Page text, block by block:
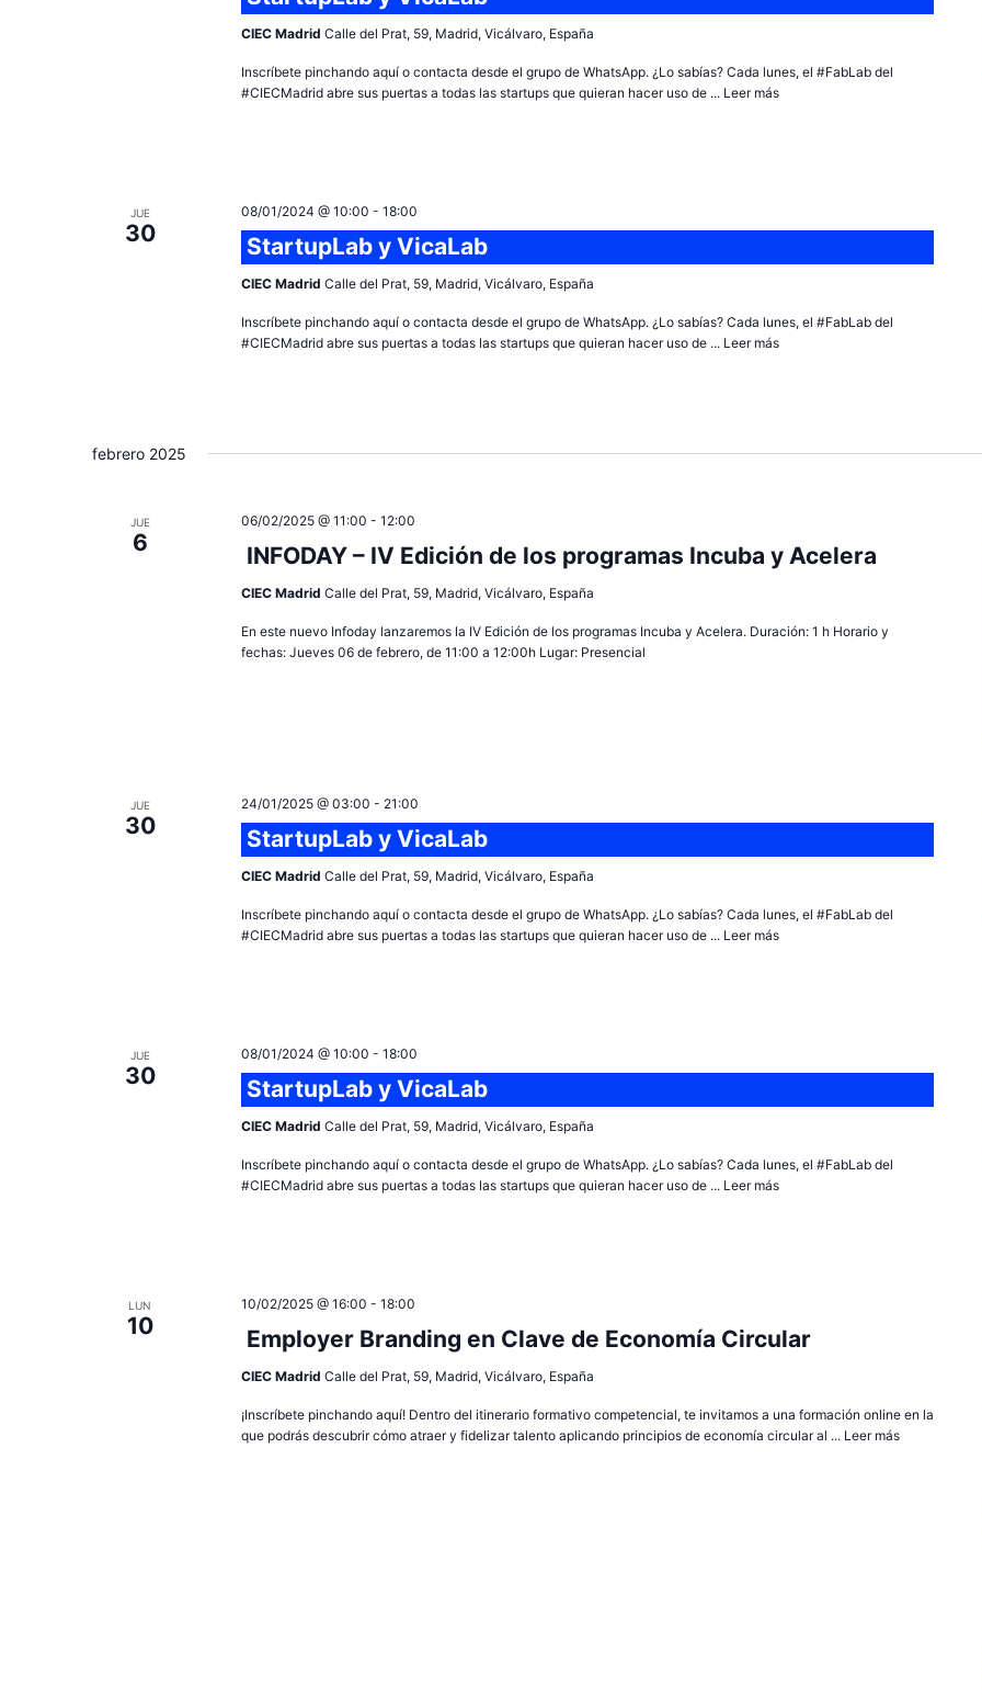
CIEC Madrid Calle del Prat, 59, Madrid, Vicálvaro, España
Inscríbete pinchando aquí o contacta desde el grupo de WhatsApp. ¿Lo sabías? Cada lunes, el #FabLab del
#CIECMadrid abre sus puertas a todas las startups que quieran hacer uso de ... Leer más
JUE
30
08/01/2024 @ 10:00 - 18:00
StartupLab y VicaLab
CIEC Madrid Calle del Prat, 59, Madrid, Vicálvaro, España
Inscríbete pinchando aquí o contacta desde el grupo de WhatsApp. ¿Lo sabías? Cada lunes, el #FabLab del
#CIECMadrid abre sus puertas a todas las startups que quieran hacer uso de ... Leer más
febrero 2025
JUE
6
06/02/2025 @ 11:00 - 12:00
INFODAY – IV Edición de los programas Incuba y Acelera
CIEC Madrid Calle del Prat, 59, Madrid, Vicálvaro, España
En este nuevo Infoday lanzaremos la IV Edición de los programas Incuba y Acelera. Duración: 1 h Horario y
fechas: Jueves 06 de febrero, de 11:00 a 12:00h Lugar: Presencial
JUE
30
24/01/2025 @ 03:00 - 21:00
StartupLab y VicaLab
CIEC Madrid Calle del Prat, 59, Madrid, Vicálvaro, España
Inscríbete pinchando aquí o contacta desde el grupo de WhatsApp. ¿Lo sabías? Cada lunes, el #FabLab del
#CIECMadrid abre sus puertas a todas las startups que quieran hacer uso de ... Leer más
JUE
30
08/01/2024 @ 10:00 - 18:00
StartupLab y VicaLab
CIEC Madrid Calle del Prat, 59, Madrid, Vicálvaro, España
Inscríbete pinchando aquí o contacta desde el grupo de WhatsApp. ¿Lo sabías? Cada lunes, el #FabLab del
#CIECMadrid abre sus puertas a todas las startups que quieran hacer uso de ... Leer más
LUN
10
10/02/2025 @ 16:00 - 18:00
Employer Branding en Clave de Economía Circular
CIEC Madrid Calle del Prat, 59, Madrid, Vicálvaro, España
¡Inscríbete pinchando aquí! Dentro del itinerario formativo competencial, te invitamos a una formación online en la
que podrás descubrir cómo atraer y fidelizar talento aplicando principios de economía circular al ... Leer más